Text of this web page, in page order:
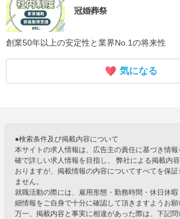
冠婚葬祭
創業50年以上の安定性と業界No.1の将来性
気になる
●検索条件及び掲載内容について
本サイトの求人情報は、広告主の責任に基づき情
確で詳しい求人情報を目指し、 弊社による掲載内
おりますが、掲載情報の内容についてすべてを保証
ません。
就職活動の際には、雇用形態・勤務時間・休日休
細情報をご自身で十分に確認して頂きますようお願
万一、掲載内容と事実に相違があった際は、下記問